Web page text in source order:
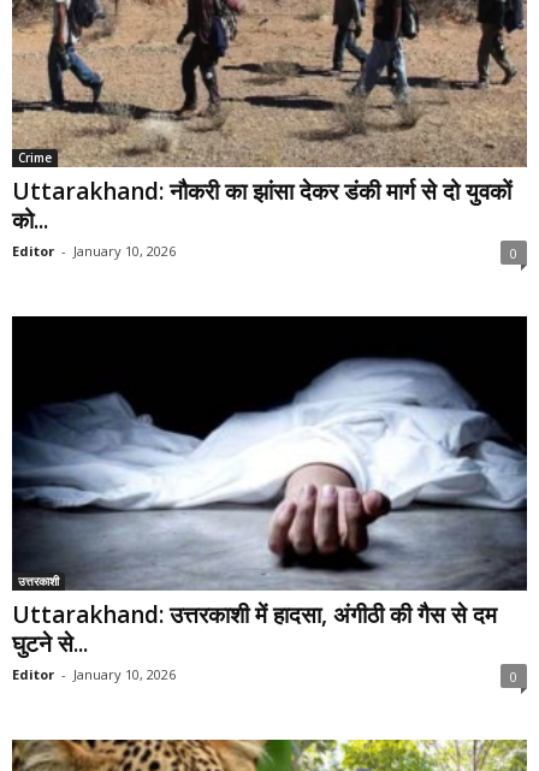
Crime
Uttarakhand: नौकरी का झांसा देकर डंकी मार्ग से दो युवकों
को...
Editor - January 10, 2026 0
उत्तरकाशी
Uttarakhand: उत्तरकाशी में हादसा, अंगीठी की गैस से दम
घुटने से...
Editor - January 10, 2026 0